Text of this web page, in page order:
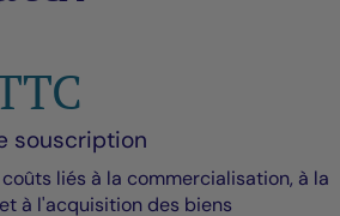
souscription
liés à la commercialisation, à la
à l'acquisition des biens